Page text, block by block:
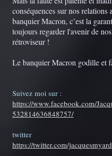
conséquences sur nos relations
banquier Macron, c’est la
toujours regarder l'avenir de
rétroviseur !
Le banquier Macron godille et
Suivez moi sur :
https://www.facebook.com/
532814636848757/
twitter
https://twitter.com/jacquesmyard